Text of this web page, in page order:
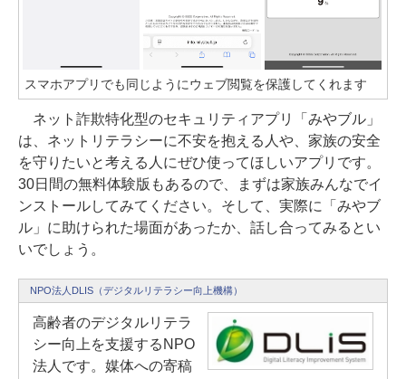
スマホアプリでも同じようにウェブ閲覧を保護してくれます
ネット詐欺特化型のセキュリティアプリ「みやブル」
は、ネットリテラシーに不安を抱える人や、家族の安全
を守りたいと考える人にぜひ使ってほしいアプリです。
30日間の無料体験版もあるので、まずは家族みんなでイ
ンストールしてみてください。そして、実際に「みやブ
ル」に助けられた場面があったか、話し合ってみるとい
いでしょう。
NPO法人DLIS（デジタルリテラシー向上機構）
高齢者のデジタルリテラ
シー向上を支援するNPO
法人です。媒体への寄稿